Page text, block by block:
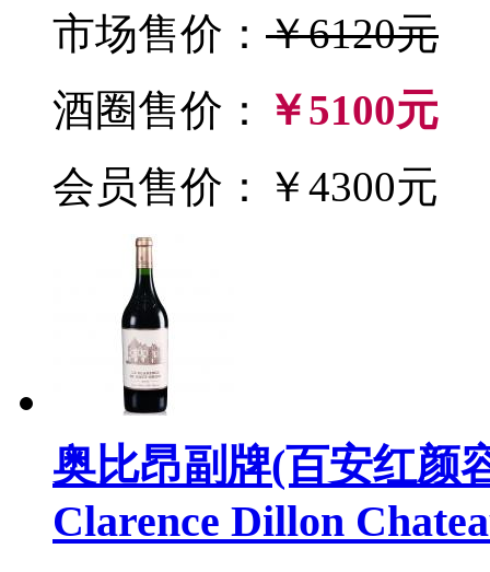
市场售价： ￥6120元
酒圈售价：
￥5100元
会员售价：￥4300元
奥比昂副牌(百安红颜
Clarence Dillon